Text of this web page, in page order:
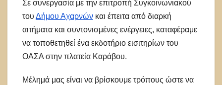
Σε συνεργασία με την επιτροπή Συγκοινωνιακού
του Δήμου Αχαρνών και έπειτα από διαρκή
αιτήματα και συντονισμένες ενέργειες, καταφέραμε
να τοποθετηθεί ένα εκδοτήριο εισιτηρίων του
ΟΑΣΑ στην πλατεία Καράβου.
Μέλημά μας είναι να βρίσκουμε τρόπους ώστε να